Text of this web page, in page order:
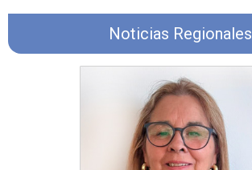
Noticias Regionales